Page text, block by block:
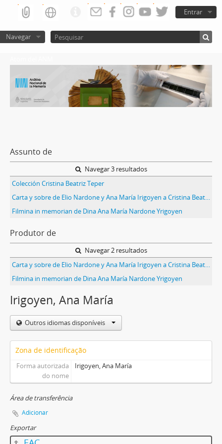
Entrar
Navegar
Assunto de
Navegar 3 resultados
Colección Cristina Beatriz Teper
Carta y sobre de Elio Nardone y Ana María Irigoyen a Cristina Beatriz Teper
Filmina in memorian de Dina Ana María Nardone Yrigoyen
Produtor de
Navegar 2 resultados
Carta y sobre de Elio Nardone y Ana María Irigoyen a Cristina Beatriz Teper
Filmina in memorian de Dina Ana María Nardone Yrigoyen
Irigoyen, Ana María
Outros idiomas disponíveis
Zona de identificação
Forma autorizada
do nome
Irigoyen, Ana María
Área de transferência
Adicionar
Exportar